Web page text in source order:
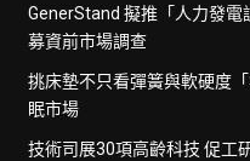
GenerStand 擬推「人力發電
募資前市場調查
挑床墊不只看彈簧與軟硬度
眠市場
技術司展30項高齡科技 促工